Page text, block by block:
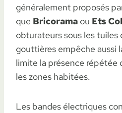
généralement proposés
que Bricorama ou Ets
obturateurs sous les tuiles
gouttières empêche aussi
limite la présence répétée
les zones habitées.
Les bandes électriques